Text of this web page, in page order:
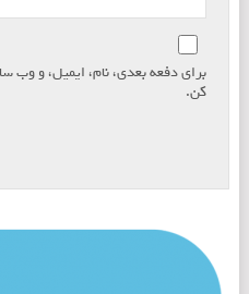
برای دفعه بعدی، نام، ایمیل، و وب
کن.